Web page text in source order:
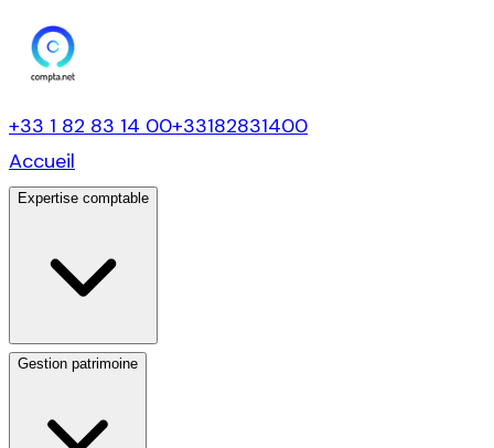
+33 1 82 83 14 00+33182831400
Accueil
Expertise comptable
Gestion patrimoine